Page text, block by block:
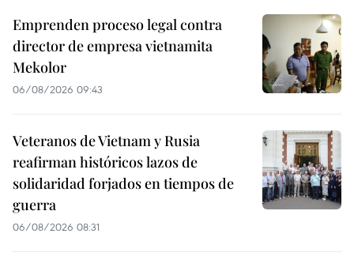
Emprenden proceso legal contra
director de empresa vietnamita
Mekolor
06/08/2026 09:43
Veteranos de Vietnam y Rusia
reafirman históricos lazos de
solidaridad forjados en tiempos de
guerra
06/08/2026 08:31